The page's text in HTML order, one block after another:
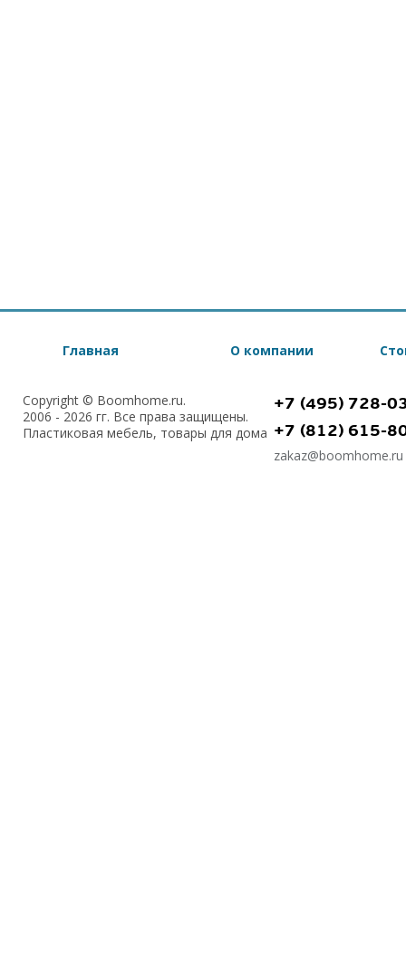
Главная О компании
Copyright © Boomhome.ru.
2006 - 2026 гг. Все права защищены.
Пластиковая мебель, товары для дома
+7 (495) 728-
+7 (812) 615-
zakaz@boomhome.ru